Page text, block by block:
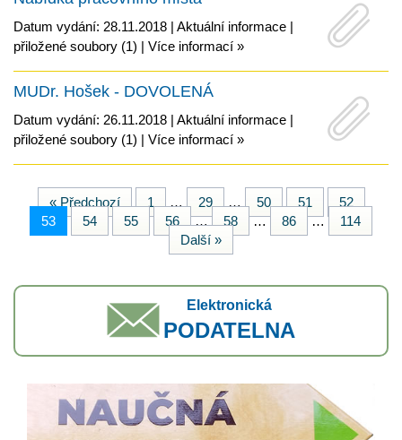
Datum vydání: 28.11.2018 | Aktuální informace |
přiložené soubory (1) | Více informací »
MUDr. Hošek - DOVOLENÁ
Datum vydání: 26.11.2018 | Aktuální informace |
přiložené soubory (1) | Více informací »
« Předchozí 1 … 29 … 50 51
52
53
54 55 56 … 58 … 86 …
114
Další »
Elektronická
PODATELNA